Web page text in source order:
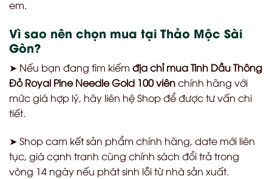
em.
Vì sao nên chọn mua tại Thảo Mộc Sài
Gòn?
➤ Nếu bạn đang tìm kiếm địa chỉ mua Tinh Dầu Thông
Đỏ Royal Pine Needle Gold 100 viênchính hãng với
mức giá hợp lý, hãy liên hệ Shop để được tư vấn chi
tiết.
➤ Shop cam kết sản phẩm chính hãng, date mới liên
tục, giá cạnh tranh cùng chính sách đổi trả trong
vòng 14 ngày nếu phát sinh lỗi từ nhà sản xuất.